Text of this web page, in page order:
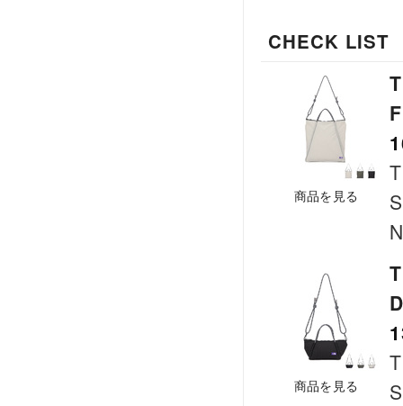
CHECK LIST
商品を見る
商品を見る